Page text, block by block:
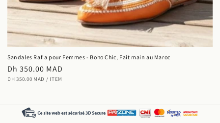
Sandales Rafia pour Femmes - Boho Chic, Fait main au Maroc
Prix
habituel
Dh 350.00 MAD
PRIX
DH 350.00 MAD / PAR
ITEM